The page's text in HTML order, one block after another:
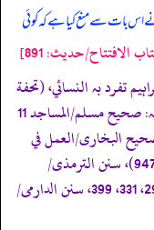
اس بات سے منع کیا ہے کہ کوئی
الافتتاح/حدیث: 891]
تفرد بہ النسائي، (تحفة
الأشراف: 14516)، وحدیث سوید بن نصر أخرجہ: صحیح مسلم/المساجد 11
وقد أخرجہ: صحیح البخاری/العمل في
الصلاة 17 (1220)، سنن ابی داود/الصلاة 176 (947)، سنن الترمذی/
الصلاة 165 (383)، مسند احمد 2/232، 290، 295، 331، 399، سنن الدارمی/